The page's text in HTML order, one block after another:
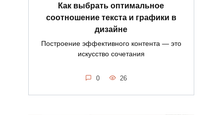
Как выбрать оптимальное
соотношение текста и графики в
дизайне
Построение эффективного контента — это
искусство сочетания
0 26